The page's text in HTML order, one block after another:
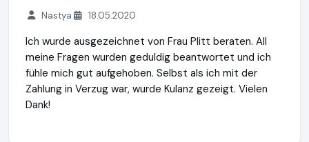
Nastya 18.05.2020
Ich wurde ausgezeichnet von Frau Plitt beraten. All
meine Fragen wurden geduldig beantwortet und ich
fühle mich gut aufgehoben. Selbst als ich mit der
Zahlung in Verzug war, wurde Kulanz gezeigt. Vielen
Dank!